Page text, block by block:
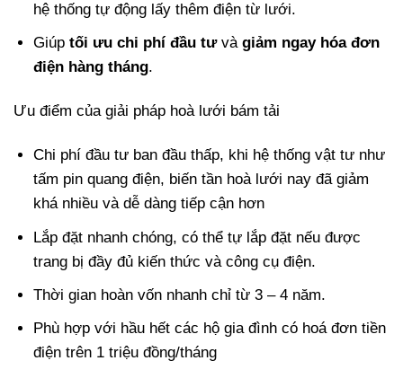
hệ thống tự động lấy thêm điện từ lưới.
Giúptối ưu chi phí đầu tưvàgiảm ngay hóa đơn
điện hàng tháng.
Ưu điểm của giải pháp hoà lưới bám tải
Chi phí đầu tư ban đầu thấp, khi hệ thống vật tư như
tấm pin quang điện, biến tần hoà lưới nay đã giảm
khá nhiều và dễ dàng tiếp cận hơn
Lắp đặt nhanh chóng, có thể tự lắp đặt nếu được
trang bị đầy đủ kiến thức và công cụ điện.
Thời gian hoàn vốn nhanh chỉ từ 3 – 4 năm.
Phù hợp với hầu hết các hộ gia đình có hoá đơn tiền
điện trên 1 triệu đồng/tháng